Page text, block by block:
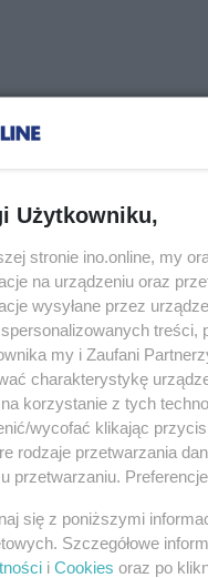
Obserwuj nas w
Użytkowniku,
stronie ino.online, my
na urządzeniu oraz
wysyłane przez
treści,
my i Zaufani
charakterystykę
korzystanie z tych
wycofać klikając
rodzaje przetwarzania
przetwarzaniu.
się z poniższymi
Szczegółowe
i Cookies oraz po